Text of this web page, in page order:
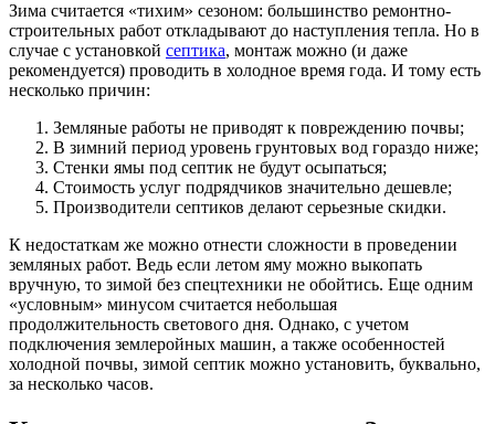
Зима считается «тихим» сезоном: большинство ремонтно-
строительных работ откладывают до наступления тепла. Но в
случае с установкой септика, монтаж можно (и даже
рекомендуется) проводить в холодное время года. И тому есть
несколько причин:
Земляные работы не приводят к повреждению почвы;
В зимний период уровень грунтовых вод гораздо ниже;
Стенки ямы под септик не будут осыпаться;
Стоимость услуг подрядчиков значительно дешевле;
Производители септиков делают серьезные скидки.
К недостаткам же можно отнести сложности в проведении
земляных работ. Ведь если летом яму можно выкопать
вручную, то зимой без спецтехники не обойтись. Еще одним
«условным» минусом считается небольшая
продолжительность светового дня. Однако, с учетом
подключения землеройных машин, а также особенностей
холодной почвы, зимой септик можно установить, буквально,
за несколько часов.